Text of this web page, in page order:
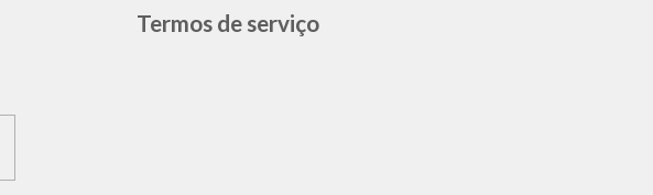
Termos de serviço